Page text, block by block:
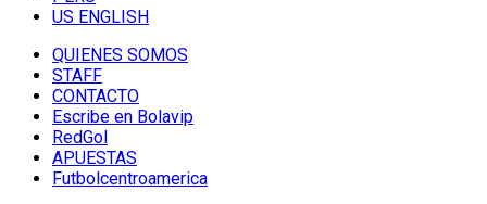
US ENGLISH
QUIENES SOMOS
STAFF
CONTACTO
Escribe en Bolavip
RedGol
APUESTAS
Futbolcentroamerica